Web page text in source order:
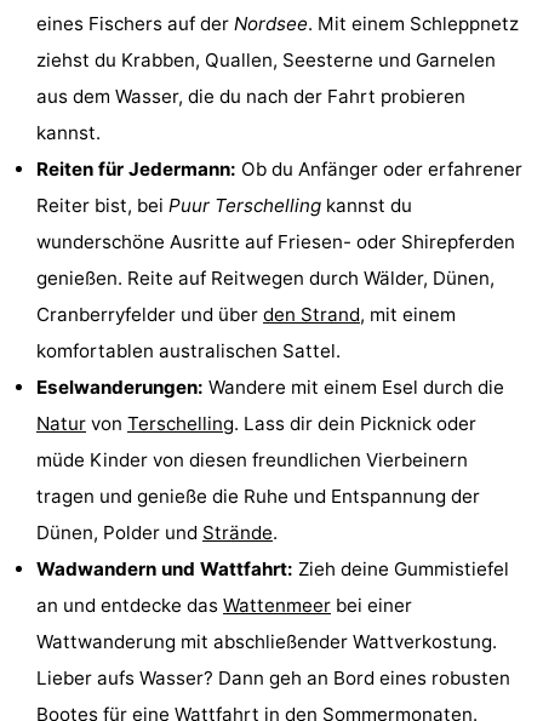
Frühstück)
Strand
tun
Museen
Denkmäler
Kirchen
Aussichtspunkte
Attraktionen
Rundfahrten
Bauernhöfe
Spielplätze
-
Minigolfplätze
Wellness-
Zentren
Natur
eines Fischers auf der Nordsee. Mit einem Schleppnetz
ziehst du Krabben, Quallen, Seesterne und Garnelen
aus dem Wasser, die du nach der Fahrt probieren
kannst.
Reiten für Jedermann: Ob du Anfänger oder erfahrener
Reiter bist, bei Puur Terschelling kannst du
wunderschöne Ausritte auf Friesen- oder Shirepferden
genießen. Reite auf Reitwegen durch Wälder, Dünen,
Cranberryfelder und über den Strand, mit einem
komfortablen australischen Sattel.
Eselwanderungen: Wandere mit einem Esel durch die
Natur von Terschelling. Lass dir dein Picknick oder
müde Kinder von diesen freundlichen Vierbeinern
tragen und genieße die Ruhe und Entspannung der
Dünen, Polder und Strände.
Wadwandern und Wattfahrt: Zieh deine Gummistiefel
an und entdecke das Wattenmeer bei einer
Wattwanderung mit abschließender Wattverkostung.
Lieber aufs Wasser? Dann geh an Bord eines robusten
Bootes für eine Wattfahrt in den Sommermonaten.